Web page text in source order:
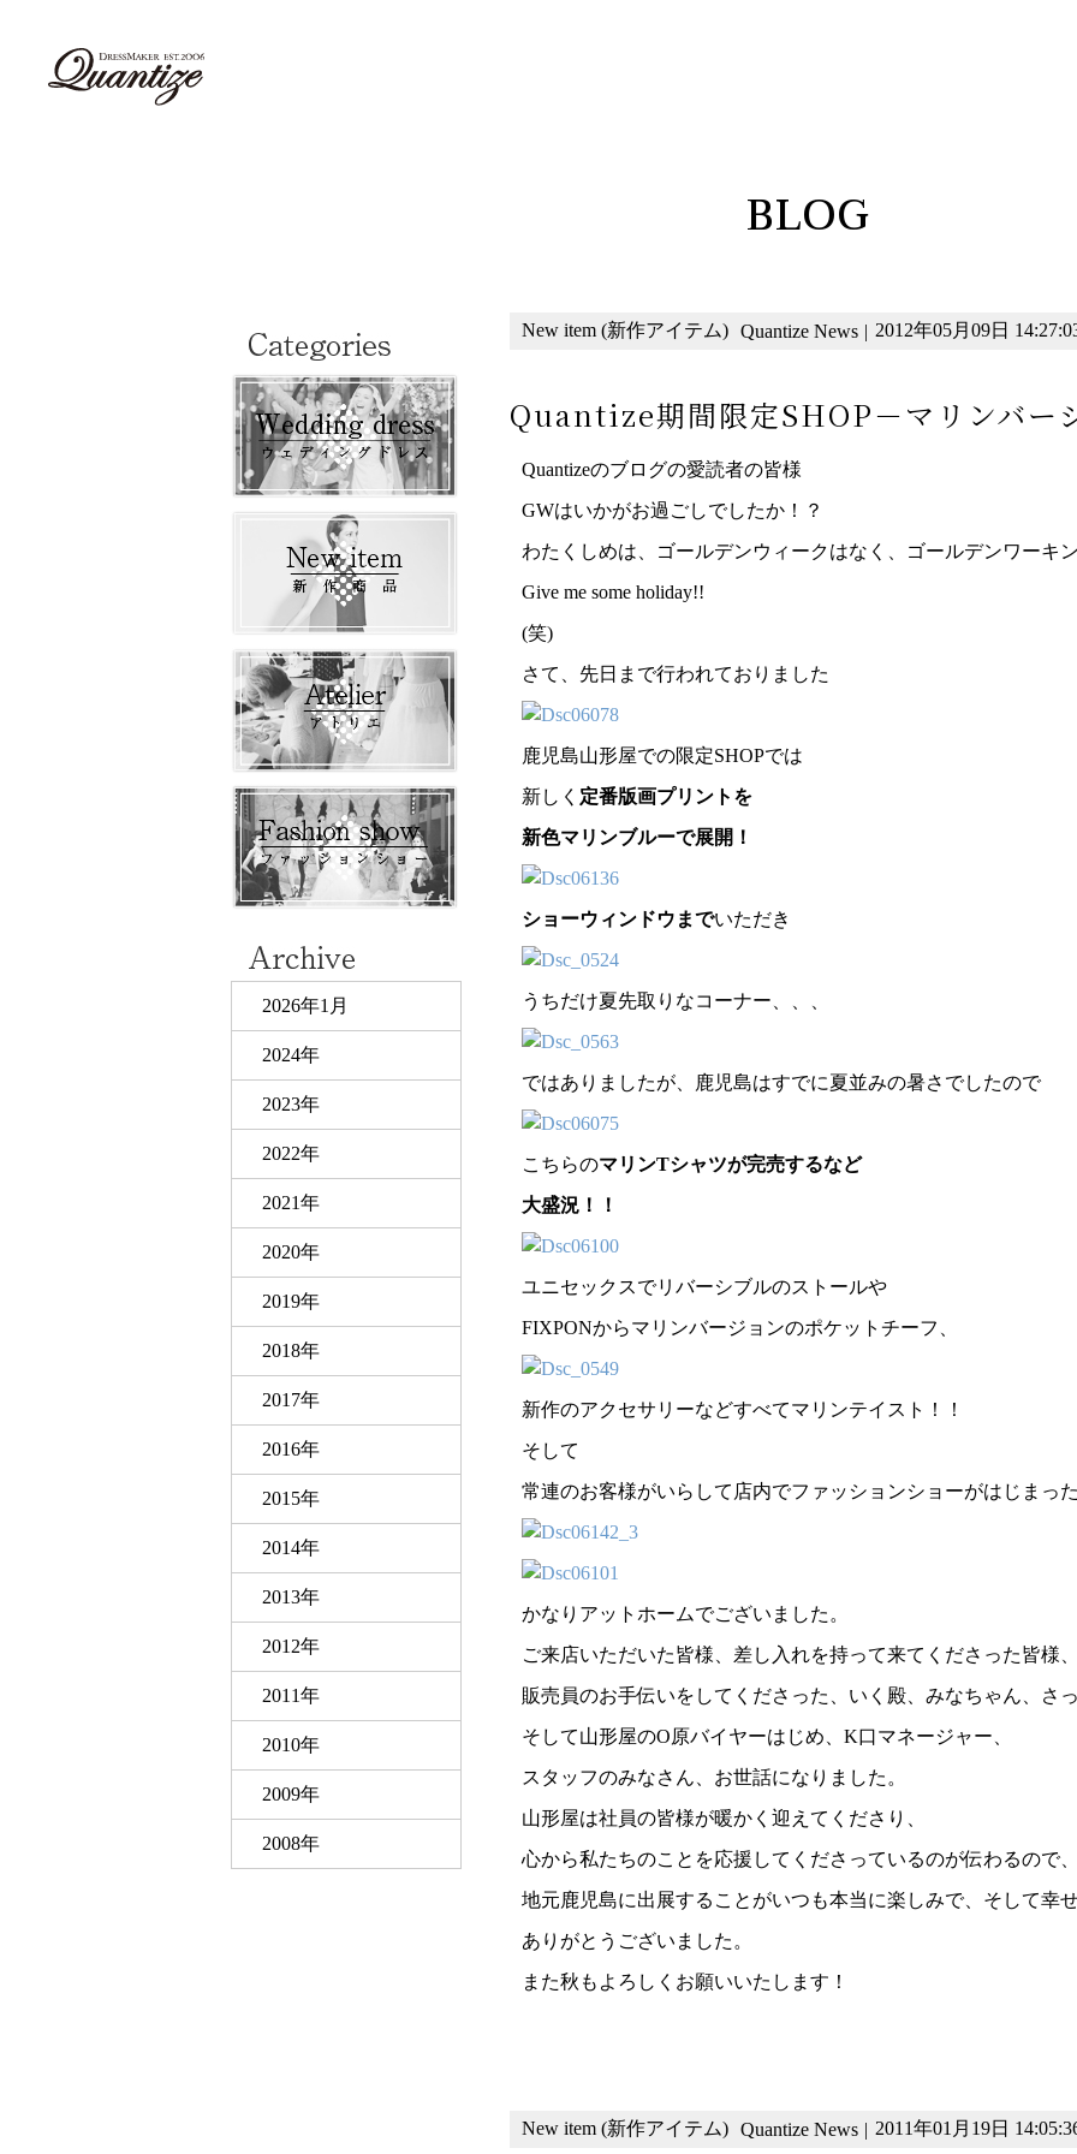
BLOG
New item (新作アイテム) Quantize News | 2012年05月09日
Quantize期間限定SHOP－マリンバー
Quantizeのブログの愛読者の皆様
GWはいかがお過ごしでしたか！？
わたくしめは、ゴールデンウィークはなく、ゴールデンワーキ
Give me some holiday!!
(笑)
さて、先日まで行われておりました
鹿児島山形屋での限定SHOPでは
新しく 定番版画プリントを
新色マリンブルーで展開！
ショーウィンドウまでいただき
うちだけ夏先取りなコーナー、、、
ではありましたが、鹿児島はすでに夏並みの暑さでしたので
こちらのマリンTシャツが完売するなど
大盛況！！
ユニセックスでリバーシブルのストールや
FIXPONからマリンバージョンのポケットチーフ、
新作のアクセサリーなどすべてマリンテイスト！！
そして
常連のお客様がいらして店内でファッションショーがはじまっ
かなりアットホームでございました。
ご来店いただいた皆様、差し入れを持って来てくださった皆様
販売員のお手伝いをしてくださった、いく殿、みなちゃん、さ
そして山形屋のO原バイヤーはじめ、K口マネージャー、
スタッフのみなさん、お世話になりました。
山形屋は社員の皆様が暖かく迎えてくださり、
心から私たちのことを応援してくださっているのが伝わるので
地元鹿児島に出展することがいつも本当に楽しみで、そして幸
ありがとうございました。
また秋もよろしくお願いいたします！
New item (新作アイテム) Quantize News | 2011年01月19日
2026年1月
2024年
2023年
2022年
2021年
2020年
2019年
2018年
2017年
2016年
2015年
2014年
2013年
2012年
2011年
2010年
2009年
2008年